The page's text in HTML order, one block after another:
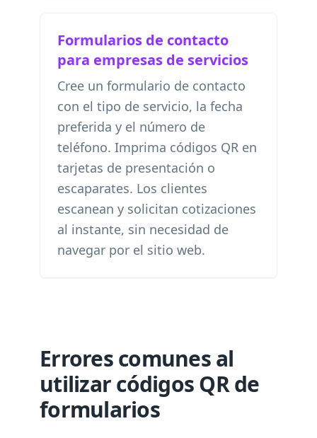
Formularios de contacto
para empresas de servicios
Cree un formulario de contacto
con el tipo de servicio, la fecha
preferida y el número de
teléfono. Imprima códigos QR en
tarjetas de presentación o
escaparates. Los clientes
escanean y solicitan cotizaciones
al instante, sin necesidad de
navegar por el sitio web.
Errores comunes al
utilizar códigos QR de
formularios